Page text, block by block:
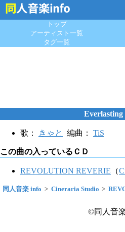
トップ
アーティスト一覧
タグ一覧
Everlasting
歌： きゃと 編曲： TiS
この曲の入っているＣＤ
REVOLUTION REVERIE （
同人音楽 info Cineraria Studio
©同人音